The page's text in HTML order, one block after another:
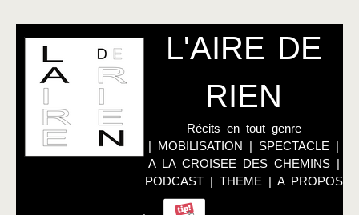
L'AIRE DE
RIEN
Récits en tout genre
| MOBILISATION | SPECTACLE |
A LA CROISEE DES CHEMINS|
PODCAST| THEME | A PROPOS